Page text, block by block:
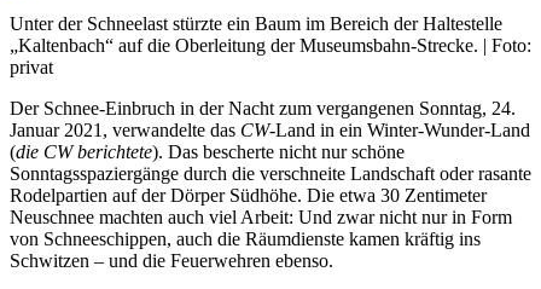
Unter der Schneelast stürzte ein Baum im Bereich der Haltestelle
„Kaltenbach“ auf die Oberleitung der Museumsbahn-Strecke. | Foto:
privat
Der Schnee-Einbruch in der Nacht zum vergangenen Sonntag, 24.
Januar 2021, verwandelte das CW-Land in ein Winter-Wunder-Land
(die CW berichtete). Das bescherte nicht nur schöne
Sonntagsspaziergänge durch die verschneite Landschaft oder rasante
Rodelpartien auf der Dörper Südhöhe. Die etwa 30 Zentimeter
Neuschnee machten auch viel Arbeit: Und zwar nicht nur in Form
von Schneeschippen, auch die Räumdienste kamen kräftig ins
Schwitzen – und die Feuerwehren ebenso.